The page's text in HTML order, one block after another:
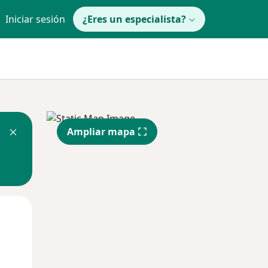
Iniciar sesión ¿Eres un especialista?
Ampliar mapa